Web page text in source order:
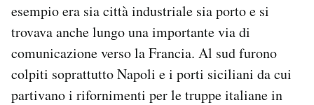
esempio era sia città industriale sia porto e si
trovava anche lungo una importante via di
comunicazione verso la Francia. Al sud furono
colpiti soprattutto Napoli e i porti siciliani da cui
partivano i rifornimenti per le truppe italiane in